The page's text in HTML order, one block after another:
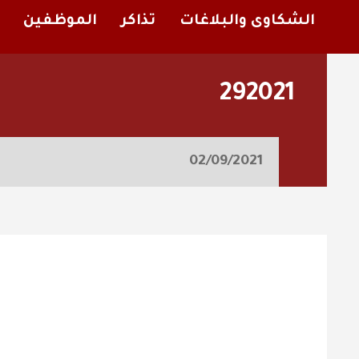
الشكاوى والبلاغات تذاكر الموظفين
292021
02/09/2021